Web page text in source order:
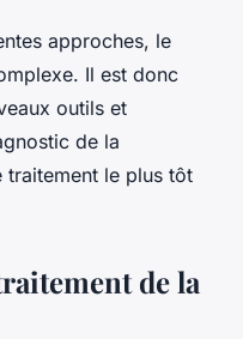
approches, le
Il est donc
outils et
de la
traitement le plus tôt
de la